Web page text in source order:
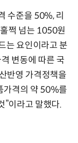
수준을 50%, 리
쩍 넘는 1050원
는 요인이라고 분
변동에 따른 국
반영 가격정책을
가격의 약 50%를
”이라고 말했다.